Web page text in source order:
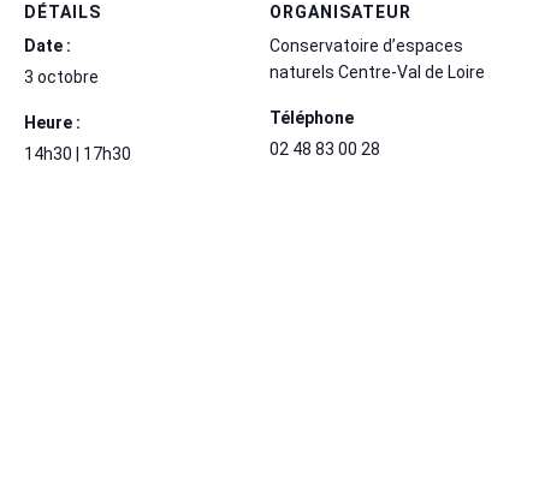
DÉTAILS
Date :
3 octobre
Heure :
14h30 | 17h30
ORGANISATEUR
Conservatoire d’espaces
naturels Centre-Val de Loire
Téléphone
02 48 83 00 28